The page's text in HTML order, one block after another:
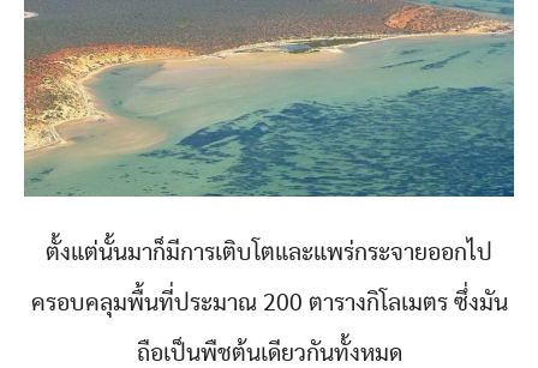
ตั้งแต่นั้นมาก็มีการเติบโตและแพร่กระจายออกไป
ครอบคลุมพื้นที่ประมาณ 200 ตารางกิโลเมตร ซึ่งมัน
ถือเป็นพืชต้นเดียวกันทั้งหมด